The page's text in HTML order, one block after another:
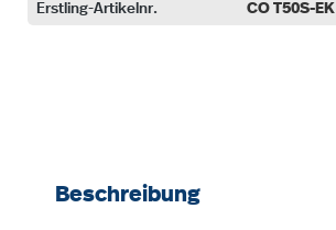
Erstling-Artikelnr. CO T50S-EK
Beschreibung